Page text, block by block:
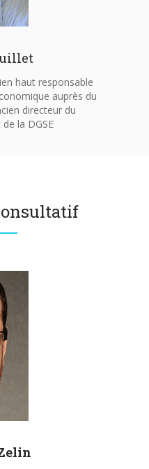
haut responsable
auprès du
directeur du
la DGSE